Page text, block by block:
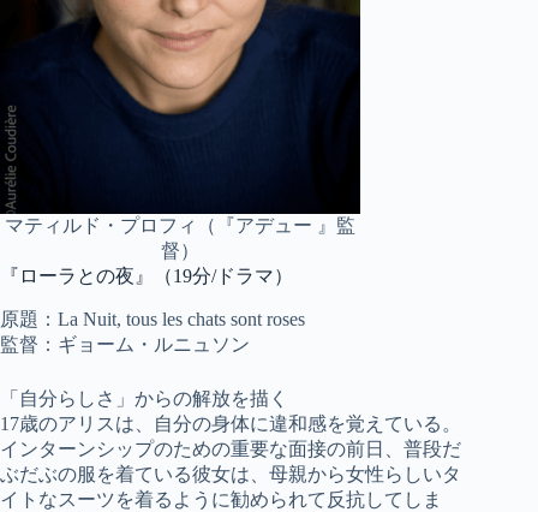
マティルド・プロフィ（『アデュー 』監
督）
『ローラとの夜』（19分/ドラマ）
原題：La Nuit, tous les chats sont roses
監督：ギョーム・ルニュソン
「自分らしさ」からの解放を描く
17歳のアリスは、自分の身体に違和感を覚えている。
インターンシップのための重要な面接の前日、普段だ
ぶだぶの服を着ている彼女は、母親から女性らしいタ
イトなスーツを着るように勧められて反抗してしま